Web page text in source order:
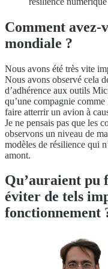
Comment avez-
mondiale ?
Nous avons été très vite
Nous avons observé cela
d’adhérence aux outils
qu’une compagnie
faire atterrir un avion à
Je ne pensais pas que les
observons un niveau de
modèles de résilience qui
amont.
Qu’auraient pu
éviter de tels
fonctionnement